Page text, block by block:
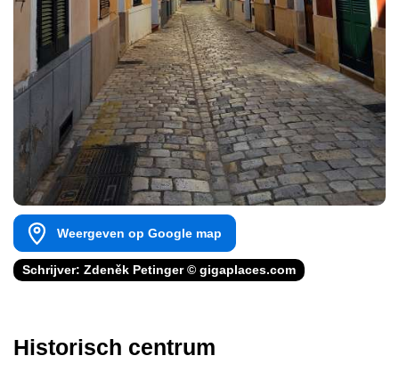
Weergeven op Google map
Schrijver: Zdeněk Petinger © gigaplaces.com
Historisch centrum